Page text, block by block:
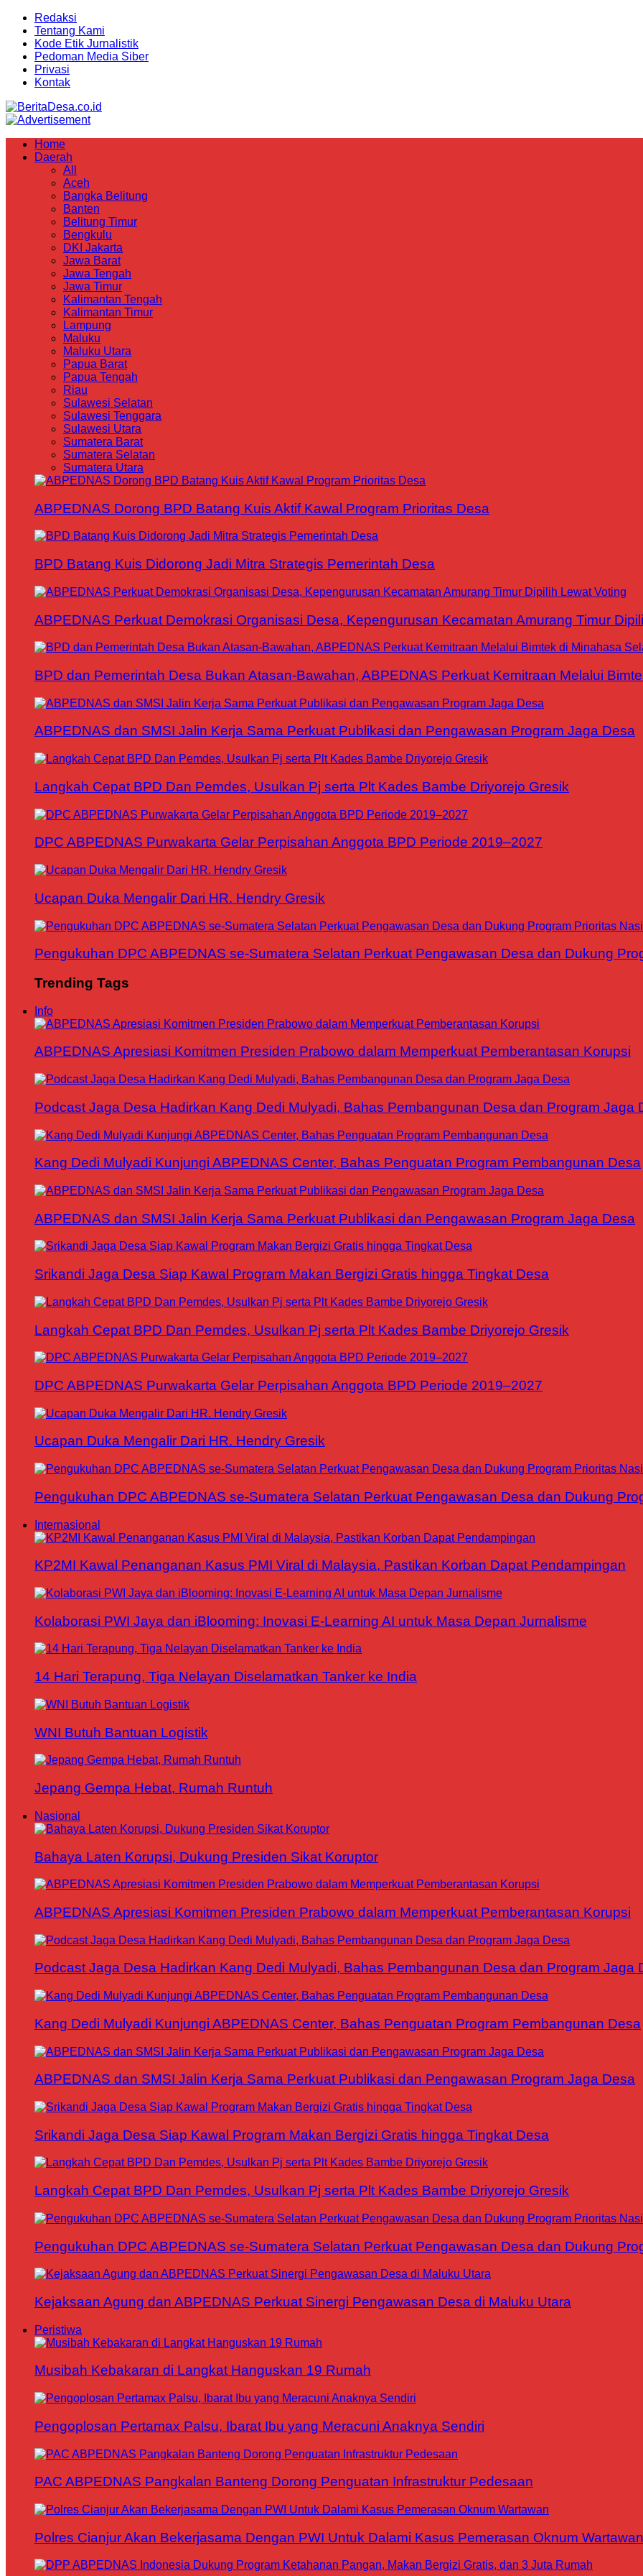
Redaksi
Tentang Kami
Kode Etik Jurnalistik
Pedoman Media Siber
Privasi
Kontak
Home
Daerah
All
Aceh
Bangka Belitung
Banten
Belitung Timur
Bengkulu
DKI Jakarta
Jawa Barat
Jawa Tengah
Jawa Timur
Kalimantan Tengah
Kalimantan Timur
Lampung
Maluku
Maluku Utara
Papua Barat
Papua Tengah
Riau
Sulawesi Selatan
Sulawesi Tenggara
Sulawesi Utara
Sumatera Barat
Sumatera Selatan
Sumatera Utara
ABPEDNAS Dorong BPD Batang Kuis Aktif Kawal Program Prioritas Desa
BPD Batang Kuis Didorong Jadi Mitra Strategis Pemerintah Desa
ABPEDNAS Perkuat Demokrasi Organisasi Desa, Kepengurusan Kecamatan Amurang Timur
BPD dan Pemerintah Desa Bukan Atasan-Bawahan, ABPEDNAS Perkuat Kemitraan Melalui
ABPEDNAS dan SMSI Jalin Kerja Sama Perkuat Publikasi dan Pengawasan Program Jaga Desa
Langkah Cepat BPD Dan Pemdes, Usulkan Pj serta Plt Kades Bambe Driyorejo Gresik
DPC ABPEDNAS Purwakarta Gelar Perpisahan Anggota BPD Periode 2019–2027
Ucapan Duka Mengalir Dari HR. Hendry Gresik
Pengukuhan DPC ABPEDNAS se-Sumatera Selatan Perkuat Pengawasan Desa dan Dukung
Trending Tags
Info
ABPEDNAS Apresiasi Komitmen Presiden Prabowo dalam Memperkuat Pemberantasan Korupsi
Podcast Jaga Desa Hadirkan Kang Dedi Mulyadi, Bahas Pembangunan Desa dan Program Jaga
Kang Dedi Mulyadi Kunjungi ABPEDNAS Center, Bahas Penguatan Program Pembangunan Desa
ABPEDNAS dan SMSI Jalin Kerja Sama Perkuat Publikasi dan Pengawasan Program Jaga Desa
Srikandi Jaga Desa Siap Kawal Program Makan Bergizi Gratis hingga Tingkat Desa
Langkah Cepat BPD Dan Pemdes, Usulkan Pj serta Plt Kades Bambe Driyorejo Gresik
DPC ABPEDNAS Purwakarta Gelar Perpisahan Anggota BPD Periode 2019–2027
Ucapan Duka Mengalir Dari HR. Hendry Gresik
Pengukuhan DPC ABPEDNAS se-Sumatera Selatan Perkuat Pengawasan Desa dan Dukung
Internasional
KP2MI Kawal Penanganan Kasus PMI Viral di Malaysia, Pastikan Korban Dapat Pendampingan
Kolaborasi PWI Jaya dan iBlooming: Inovasi E-Learning AI untuk Masa Depan Jurnalisme
14 Hari Terapung, Tiga Nelayan Diselamatkan Tanker ke India
WNI Butuh Bantuan Logistik
Jepang Gempa Hebat, Rumah Runtuh
Nasional
Bahaya Laten Korupsi, Dukung Presiden Sikat Koruptor
ABPEDNAS Apresiasi Komitmen Presiden Prabowo dalam Memperkuat Pemberantasan Korupsi
Podcast Jaga Desa Hadirkan Kang Dedi Mulyadi, Bahas Pembangunan Desa dan Program Jaga
Kang Dedi Mulyadi Kunjungi ABPEDNAS Center, Bahas Penguatan Program Pembangunan Desa
ABPEDNAS dan SMSI Jalin Kerja Sama Perkuat Publikasi dan Pengawasan Program Jaga Desa
Srikandi Jaga Desa Siap Kawal Program Makan Bergizi Gratis hingga Tingkat Desa
Langkah Cepat BPD Dan Pemdes, Usulkan Pj serta Plt Kades Bambe Driyorejo Gresik
Pengukuhan DPC ABPEDNAS se-Sumatera Selatan Perkuat Pengawasan Desa dan Dukung
Kejaksaan Agung dan ABPEDNAS Perkuat Sinergi Pengawasan Desa di Maluku Utara
Peristiwa
Musibah Kebakaran di Langkat Hanguskan 19 Rumah
Pengoplosan Pertamax Palsu, Ibarat Ibu yang Meracuni Anaknya Sendiri
PAC ABPEDNAS Pangkalan Banteng Dorong Penguatan Infrastruktur Pedesaan
Polres Cianjur Akan Bekerjasama Dengan PWI Untuk Dalami Kasus Pemerasan Oknum Wartawan